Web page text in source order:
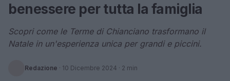
benessere per tutta la famiglia
Scopri come le Terme di Chianciano trasformano il
Natale in un'esperienza unica per grandi e piccini.
Redazione · 10 Dicembre 2024 · 2 min